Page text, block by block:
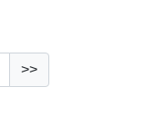
>>